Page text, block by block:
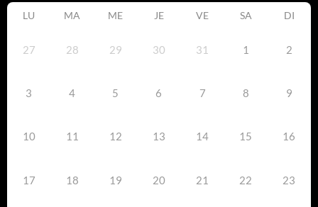
LU MA ME JE VE SA DI
27 28 29 30 31 1 2
3 4 5 6 7 8 9
10 11 12 13 14 15 16
17 18 19 20 21 22 23